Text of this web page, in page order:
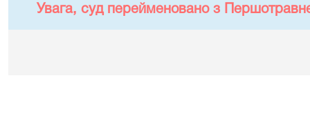
Увага, суд перейменовано з